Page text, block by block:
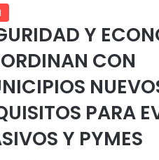
Y
CON
PARA
Y PYMES